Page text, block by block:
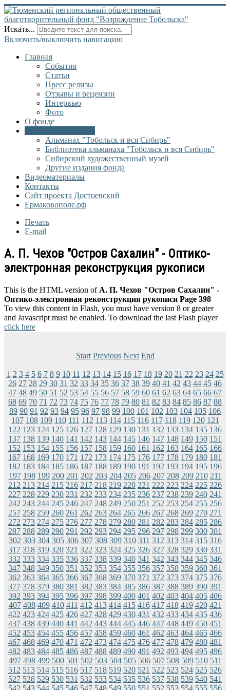
Искать...
Включить/выключить навигацию
Главная
События
Статьи
Пресс релизы
Отзывы и рецензии
Интервью
Фото
О фонде
Альманах "Тобольск и вся Сибирь"
Библиотека альманаха "Тобольск и вся Сибирь"
Сибирский художественный музей
Другие издания фонда
Видеоматериалы
Контакты
Сайт проекта Достоевский
Ермаковополе.рф
Печать
E-mail
А. П. Чехов "Остров Сахалин" - Оптико-
электронная реконструкция рукописи
This is the HTML version of А. П. Чехов "Остров Сахалин" -
Оптико-электронная реконструкция рукописи Page 398
To view this content in Flash, you must have version 8 or greater
and Javascript must be enabled. To download the last Flash player
click here
Start Previous Next End
1 2 3 4 5 6 7 8 9 10 11 12 13 14 15 16 17 18 19 20 21 22 23 24 25
26 27 28 29 30 31 32 33 34 35 36 37 38 39 40 41 42 43 44 45 46
47 48 49 50 51 52 53 54 55 56 57 58 59 60 61 62 63 64 65 66 67
68 69 70 71 72 73 74 75 76 77 78 79 80 81 82 83 84 85 86 87 88
89 90 91 92 93 94 95 96 97 98 99 100 101 102 103 104 105 106
107 108 109 110 111 112 113 114 115 116 117 118 119 120 121
122 123 124 125 126 127 128 129 130 131 132 133 134 135 136
137 138 139 140 141 142 143 144 145 146 147 148 149 150 151
152 153 154 155 156 157 158 159 160 161 162 163 164 165 166
167 168 169 170 171 172 173 174 175 176 177 178 179 180 181
182 183 184 185 186 187 188 189 190 191 192 193 194 195 196
197 198 199 200 201 202 203 204 205 206 207 208 209 210 211
212 213 214 215 216 217 218 219 220 221 222 223 224 225 226
227 228 229 230 231 232 233 234 235 236 237 238 239 240 241
242 243 244 245 246 247 248 249 250 251 252 253 254 255 256
257 258 259 260 261 262 263 264 265 266 267 268 269 270 271
272 273 274 275 276 277 278 279 280 281 282 283 284 285 286
287 288 289 290 291 292 293 294 295 296 297 298 299 300 301
302 303 304 305 306 307 308 309 310 311 312 313 314 315 316
317 318 319 320 321 322 323 324 325 326 327 328 329 330 331
332 333 334 335 336 337 338 339 340 341 342 343 344 345 346
347 348 349 350 351 352 353 354 355 356 357 358 359 360 361
362 363 364 365 366 367 368 369 370 371 372 373 374 375 376
377 378 379 380 381 382 383 384 385 386 387 388 389 390 391
392 393 394 395 396 397 398 399 400 401 402 403 404 405 406
407 408 409 410 411 412 413 414 415 416 417 418 419 420 421
422 423 424 425 426 427 428 429 430 431 432 433 434 435 436
437 438 439 440 441 442 443 444 445 446 447 448 449 450 451
452 453 454 455 456 457 458 459 460 461 462 463 464 465 466
467 468 469 470 471 472 473 474 475 476 477 478 479 480 481
482 483 484 485 486 487 488 489 490 491 492 493 494 495 496
497 498 499 500 501 502 503 504 505 506 507 508 509 510 511
512 513 514 515 516 517 518 519 520 521 522 523 524 525 526
527 528 529 530 531 532 533 534 535 536 537 538 539 540 541
542 543 544 545 546 547 548 549 550 551 552 553 554 555 556